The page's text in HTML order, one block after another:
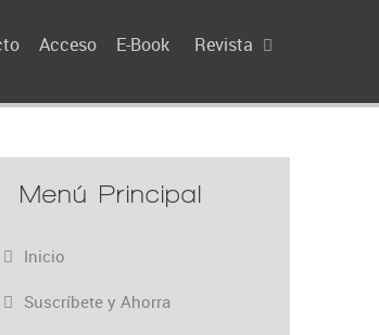
Acceso E-Book Revista
Menú Principal
Inicio
Suscríbete y Ahorra